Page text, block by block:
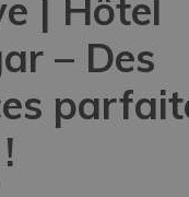
| Hôtel
– Des